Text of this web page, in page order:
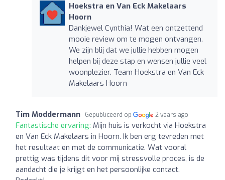
Hoekstra en Van Eck Makelaars
Hoorn
Dankjewel Cynthia! Wat een ontzettend
mooie review om te mogen ontvangen.
We zijn blij dat we jullie hebben mogen
helpen bij deze stap en wensen jullie veel
woonplezier. Team Hoekstra en Van Eck
Makelaars Hoorn
Tim Moddermann Gepubliceerd op 2 years ago
Fantastische ervaring: Mijn huis is verkocht via Hoekstra
en Van Eck Makelaars in Hoorn. Ik ben erg tevreden met
het resultaat en met de communicatie. Wat vooral
prettig was tijdens dit voor mij stressvolle proces, is de
aandacht die je krijgt en het persoonlijke contact.